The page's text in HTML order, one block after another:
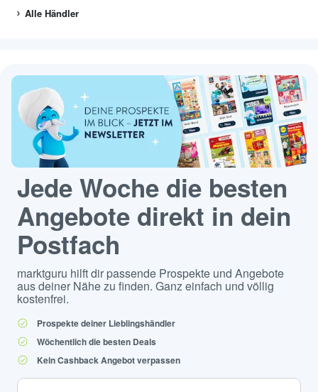
Alle Händler
Jede Woche die besten
Angebote direkt in dein
Postfach
marktguru hilft dir passende Prospekte und Angebote
aus deiner Nähe zu finden. Ganz einfach und völlig
kostenfrei.
Prospekte deiner Lieblingshändler
Wöchentlich die besten Deals
Kein Cashback Angebot verpassen